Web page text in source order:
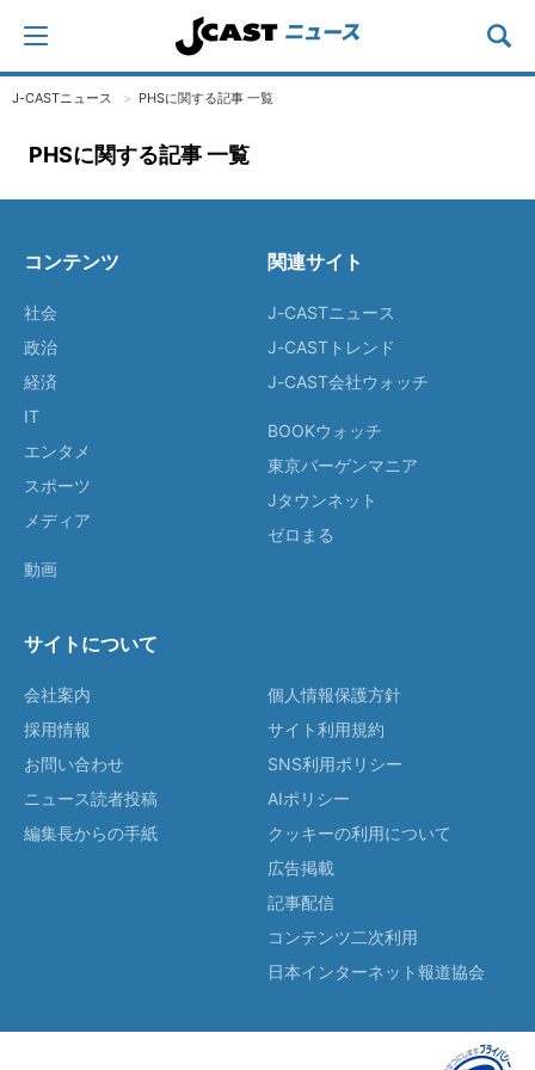
J-CASTニュース PHSに関する記事 一覧
PHSに関する記事 一覧
コンテンツ
社会
政治
経済
IT
エンタメ
スポーツ
メディア
動画
関連サイト
J-CASTニュース
J-CASTトレンド
J-CAST会社ウォッチ
BOOKウォッチ
東京バーゲンマニア
Jタウンネット
ゼロまる
サイトについて
会社案内
採用情報
お問い合わせ
ニュース読者投稿
編集長からの手紙
個人情報保護方針
サイト利用規約
SNS利用ポリシー
AIポリシー
クッキーの利用について
広告掲載
記事配信
コンテンツ二次利用
日本インターネット報道協会